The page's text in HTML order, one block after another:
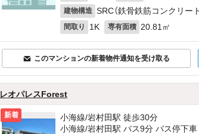
建物構造 SRC（鉄骨鉄筋コンクリート
間取り 1K 専有面積 20.81㎡
このマンションの新着物件通知を受け取る
レオパレスForest
新着
小海線/岩村田駅 徒歩30分
小海線/岩村田駅 バス9分 バス停下